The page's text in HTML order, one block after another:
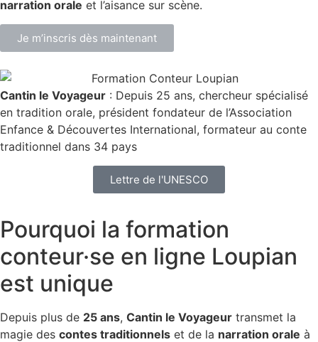
narration orale et l’aisance sur scène.
Je m’inscris dès maintenant
Cantin le Voyageur : Depuis 25 ans, chercheur spécialisé
en tradition orale, président fondateur de l’Association
Enfance & Découvertes International, formateur au conte
traditionnel dans 34 pays
Lettre de l'UNESCO
Pourquoi la formation
conteur·se en ligne Loupian
est unique
Depuis plus de 25 ans, Cantin le Voyageur transmet la
magie des contes traditionnels et de la narration orale à